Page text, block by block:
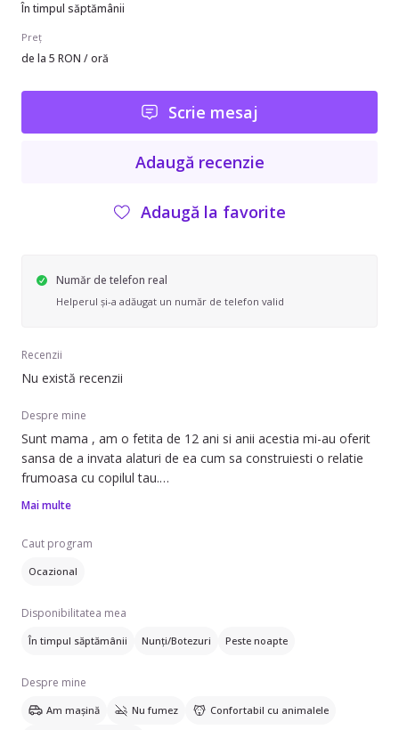
În timpul săptămânii
Preț
de la 5 RON / oră
Scrie mesaj
Adaugă recenzie
Adaugă la favorite
Număr de telefon real
Helperul și-a adăugat un număr de telefon valid
Recenzii
Nu există recenzii
Despre mine
Sunt mama , am o fetita de 12 ani si anii acestia mi-au oferit
sansa de a invata alaturi de ea cum sa construiesti o relatie
frumoasa cu copilul tau.
Cunosc limba engleza la nivel conversational , sunt un om
Mai multe
Caut program
Ocazional
Disponibilitatea mea
În timpul săptămânii Nunți/Botezuri Peste noapte
Despre mine
Am mașină Nu fumez Confortabil cu animalele